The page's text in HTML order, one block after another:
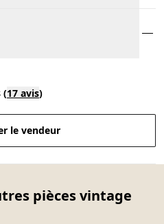
(17 avis)
le vendeur
pièces vintage